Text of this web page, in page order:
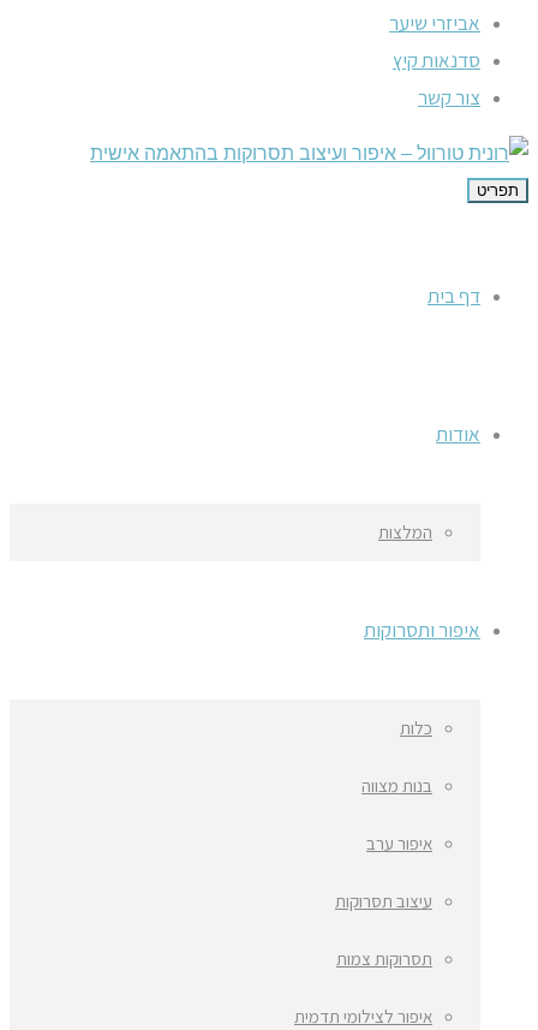
אביזרי שיער
סדנאות קיץ
צור קשר
תפריט
דף בית
אודות
המלצות
איפור ותסרוקות
כלות
בנות מצווה
איפור ערב
עיצוב תסרוקות
תסרוקות צמות
איפור לצילומי תדמית